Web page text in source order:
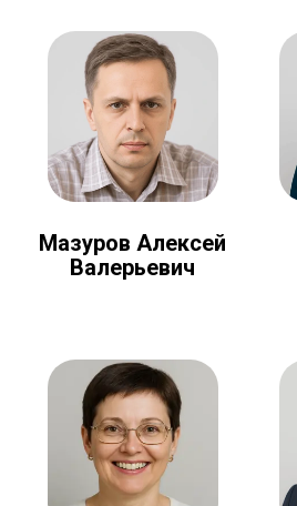
Мазуров Алексей
Валерьевич